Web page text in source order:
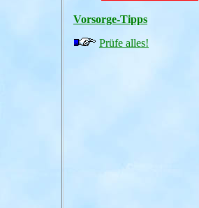
Vorsorge-Tipps
Prüfe alles!